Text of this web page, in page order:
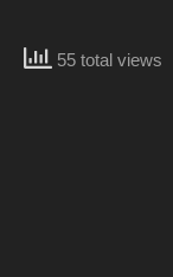
55 total views